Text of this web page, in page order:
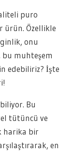
puro
ürün. Özellikle
onu
bu muhteşem
edebiliriz? İşte
Bu
tütüncü ve
harika bir
en